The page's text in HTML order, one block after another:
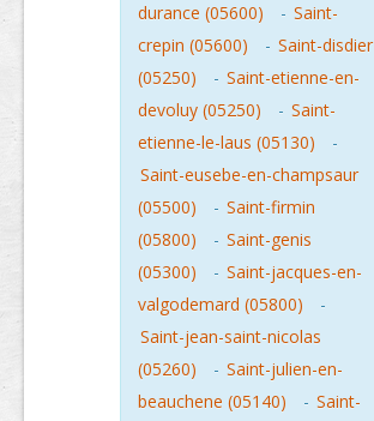
durance (05600)
- Saint-
crepin (05600)
- Saint-disdier
(05250)
- Saint-etienne-en-
devoluy (05250)
- Saint-
etienne-le-laus (05130)
-
Saint-eusebe-en-champsaur
(05500)
- Saint-firmin
(05800)
- Saint-genis
(05300)
- Saint-jacques-en-
valgodemard (05800)
-
Saint-jean-saint-nicolas
(05260)
- Saint-julien-en-
beauchene (05140)
- Saint-